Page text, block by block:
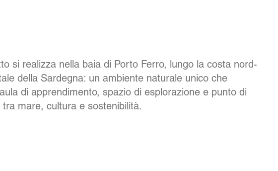
si realizza nella baia di Porto Ferro, lungo la costa nord-
della Sardegna: un ambiente naturale unico che
di apprendimento, spazio di esplorazione e punto di
tra mare, cultura e sostenibilità.